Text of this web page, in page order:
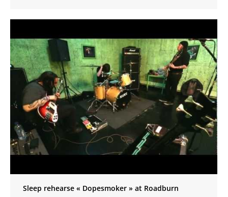
Sleep rehearse « Dopesmoker » at Roadburn